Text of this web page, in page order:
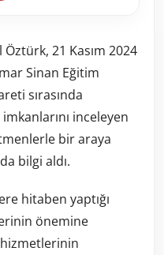
Öztürk, 21 Kasım 2024
Sinan Eğitim
sırasında
inceleyen
bir araya
bilgi aldı.
hitaben yaptığı
önemine